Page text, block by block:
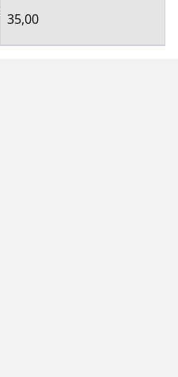
35,00